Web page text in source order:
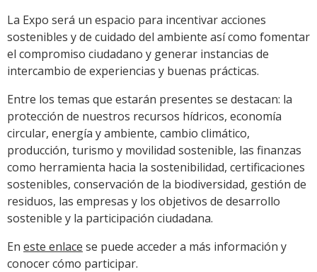
La Expo será un espacio para incentivar acciones
sostenibles y de cuidado del ambiente así como fomentar
el compromiso ciudadano y generar instancias de
intercambio de experiencias y buenas prácticas.
Entre los temas que estarán presentes se destacan: la
protección de nuestros recursos hídricos, economía
circular, energía y ambiente, cambio climático,
producción, turismo y movilidad sostenible, las finanzas
como herramienta hacia la sostenibilidad, certificaciones
sostenibles, conservación de la biodiversidad, gestión de
residuos, las empresas y los objetivos de desarrollo
sostenible y la participación ciudadana.
En este enlace se puede acceder a más información y
conocer cómo participar.